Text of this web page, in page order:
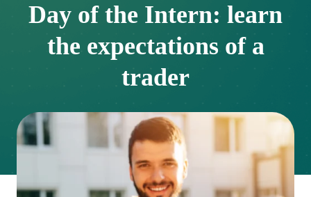
Day of the Intern: learn
the expectations of a
trader